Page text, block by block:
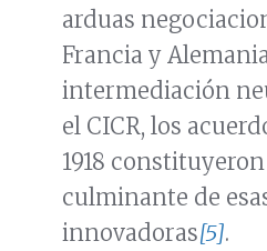
arduas
Francia y
intermediación
el CICR, los
1918
culminante de
innovadoras[5].